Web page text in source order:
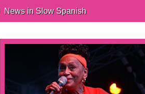
News in Slow Spanish